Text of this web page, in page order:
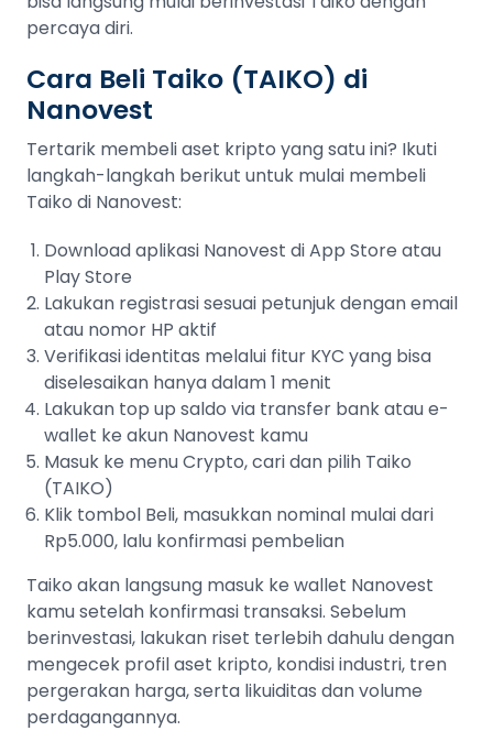
percaya diri.
Cara Beli Taiko (TAIKO) di
Nanovest
Tertarik membeli aset kripto yang satu ini? Ikuti
langkah-langkah berikut untuk mulai membeli
Taiko di Nanovest:
Download aplikasi Nanovest di App Store atau
Play Store
Lakukan registrasi sesuai petunjuk dengan email
atau nomor HP aktif
Verifikasi identitas melalui fitur KYC yang bisa
diselesaikan hanya dalam 1 menit
Lakukan top up saldo via transfer bank atau e-
wallet ke akun Nanovest kamu
Masuk ke menu Crypto, cari dan pilih Taiko
(TAIKO)
Klik tombol Beli, masukkan nominal mulai dari
Rp5.000, lalu konfirmasi pembelian
Taiko akan langsung masuk ke wallet Nanovest
kamu setelah konfirmasi transaksi. Sebelum
berinvestasi, lakukan riset terlebih dahulu dengan
mengecek profil aset kripto, kondisi industri, tren
pergerakan harga, serta likuiditas dan volume
perdagangannya.